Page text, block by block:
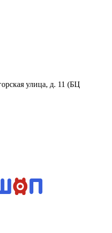
улица, д. 11 (БЦ